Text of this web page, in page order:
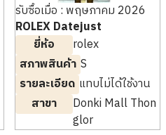
Rolex GMT Master II
รับซื้อเมื่อ : พฤษภาคม 2026
ROLEX Datejust
ยี่ห้อ
rolex
สภาพสินค้า S
รายละเอียด แทบไม่ได้ใช้งาน
สาขา
Donki Mall Thon
glor